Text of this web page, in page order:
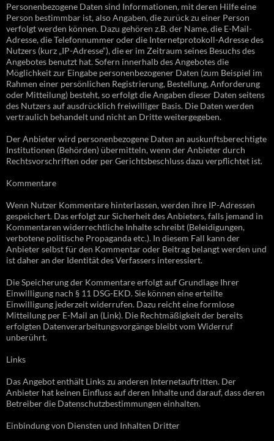
Personenbezogene Daten sind Informationen, mit deren Hilfe eine
Person bestimmbar ist, also Angaben, die zurück zu einer Person
verfolgt werden können. Dazu gehören z.B. der Name, die E-Mail-
Adresse, die Telefonnummer oder die Internetprotokoll-Adresse des
Nutzers (kurz „IP-Adresse“), die er im Zeitraum seines Besuchs des
Angebotes benutzt hat. Sofern innerhalb des Angebotes die
Möglichkeit zur Eingabe personenbezogener Daten (zum Beispiel im
Rahmen einer persönlichen Registrierung, Bestellung, Anforderung
oder Mitteilung) besteht, so erfolgt die Angaben dieser Daten seitens
des Nutzers auf ausdrücklich freiwilliger Basis. Die Daten werden
vertraulich behandelt und nicht an Dritte weitergegeben.
Der Anbieter wird personenbezogene Daten an auskunftsberechtigte
Institutionen (Behörden) übermitteln, wenn der Anbieter durch
Rechtsvorschriften oder per Gerichtsbeschluss dazu verpflichtet ist.
Kommentare
Wenn Nutzer Kommentare hinterlassen, werden ihre IP-Adressen
gespeichert. Das erfolgt zur Sicherheit des Anbieters, falls jemand in
Kommentaren widerrechtliche Inhalte schreibt (Beleidigungen,
verbotene politische Propaganda etc.). In diesem Fall kann der
Anbieter selbst für den Kommentar oder Beitrag belangt werden und
ist daher an der Identität des Verfassers interessiert.
Die Speicherung der Kommentare erfolgt auf Grundlage Ihrer
Einwilligung nach § 11 DSG-EKD. Sie können eine erteilte
Einwilligung jederzeit widerrufen. Dazu reicht eine formlose
Mitteilung per E-Mail an (Link). Die Rechtmäßigkeit der bereits
erfolgten Datenverarbeitungsvorgänge bleibt vom Widerruf
unberührt.
Links
Das Angebot enthält Links zu anderen Internetauftritten. Der
Anbieter hat keinen Einfluss auf deren Inhalte und darauf, dass deren
Betreiber die Datenschutzbestimmungen einhalten.
Einbindung von Diensten und Inhalten Dritter